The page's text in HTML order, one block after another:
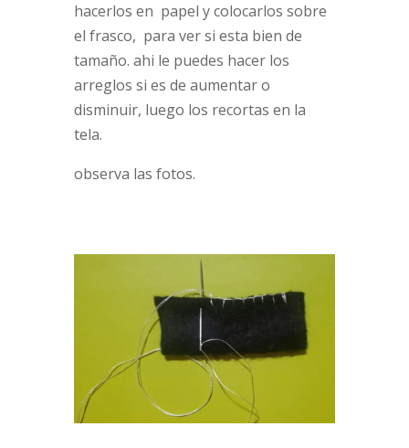
hacerlos en papel y colocarlos sobre
el frasco, para ver si esta bien de
tamaño. ahi le puedes hacer los
arreglos si es de aumentar o
disminuir, luego los recortas en la
tela.
observa las fotos.